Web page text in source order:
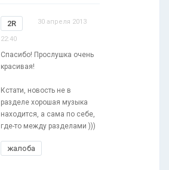
2R 30 апреля 2013
22:40
Спасибо! Прослушка очень
красивая!
Кстати, новость не в
разделе хорошая музыка
находится, а сама по себе,
где-то между разделами )))
жалоба